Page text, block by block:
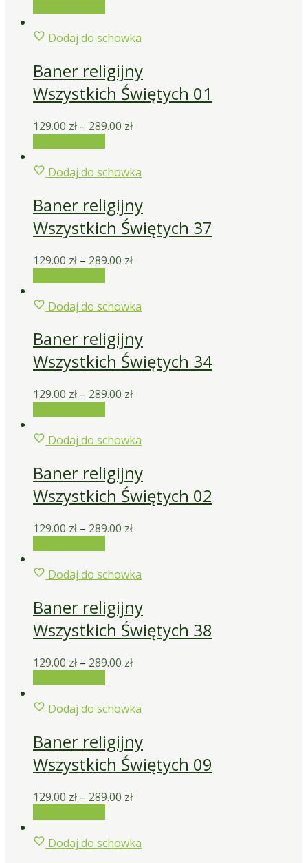
Dodaj do schowka
Baner religijny
Wszystkich Świętych 01
129.00 zł – 289.00 zł
Dodaj do schowka
Baner religijny
Wszystkich Świętych 37
129.00 zł – 289.00 zł
Dodaj do schowka
Baner religijny
Wszystkich Świętych 34
129.00 zł – 289.00 zł
Dodaj do schowka
Baner religijny
Wszystkich Świętych 02
129.00 zł – 289.00 zł
Dodaj do schowka
Baner religijny
Wszystkich Świętych 38
129.00 zł – 289.00 zł
Dodaj do schowka
Baner religijny
Wszystkich Świętych 09
129.00 zł – 289.00 zł
Dodaj do schowka